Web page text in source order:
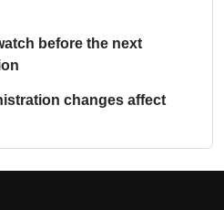
before the next
changes affect